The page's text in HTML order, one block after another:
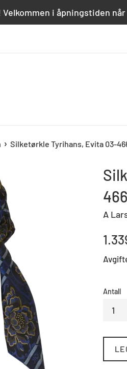
i åpningstiden
› Silketørkle Tyrihans, Evita 03-
A
Antall